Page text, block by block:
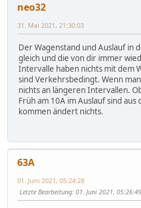
neo32
31. Mai 2021, 21:30:03
Der Wagenstand und Auslauf in
gleich und die von dir immer
Intervalle haben nichts mit dem
sind Verkehrsbedingt. Wenn
nichts an längeren Intervallen.
Früh am 10A im Auslauf sind
kommen ändert nichts.
63A
01. Juni 2021, 05:24:28
Letzte Bearbeitung: 01. Juni 2021,